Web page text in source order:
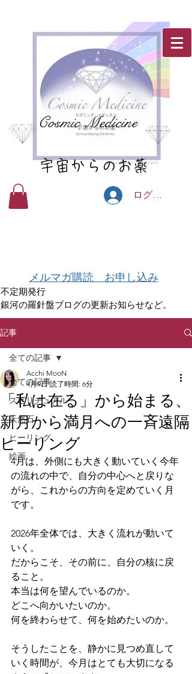
Cosmic Medicine
宇宙からのお薬
ログイン
メルマガ購読 お申し込み
不定期発行
銀河の羅針盤ブログの更新お知らせなど。
記事
全ての記事
スピリチュアル
天然石
ヒーリング
絵画
全ての記事
「私は在る」から始まる、
新月から満月への一斉遠隔
ヒーリング
Acchi MooN
4月9日 読了時間: 6分
4月は、外側にも大きく動いていく今年
の流れの中で、自分の中心へと戻りな
がら、これからの方向を定めていく月
です。
2026年全体では、大きく流れが動いて
いく。
だからこそ、その前に、自分の核に戻
ること。
本当は何を望んでいるのか。
どこへ向かいたいのか。
何を終わらせて、何を始めたいのか。
そうしたことを、静かに見つめ直して
いく時間が、今月はとても大切になる